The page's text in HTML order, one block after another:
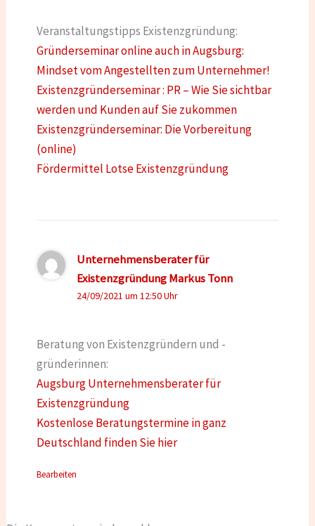
Veranstaltungstipps Existenzgründung:
Gründerseminar online auch in Augsburg:
Mindset vom Angestellten zum Unternehmer!
Existenzgründerseminar : PR – Wie Sie sichtbar
werden und Kunden auf Sie zukommen
Existenzgründerseminar: Die Vorbereitung
(online)
Fördermittel Lotse Existenzgründung
Unternehmensberater für
Existenzgründung Markus Tonn
24/09/2021 um 12:50 Uhr
Beratung von Existenzgründern und -
gründerinnen:
Augsburg Unternehmensberater für
Existenzgründung
Kostenlose Beratungstermine in ganz
Deutschland finden Sie hier
Bearbeiten